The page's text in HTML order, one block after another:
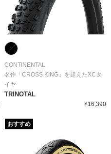
CONTINENTAL
名作「CROSS KING」を超えたXCタ
イヤ
TRINOTAL
¥16,390
おすすめ